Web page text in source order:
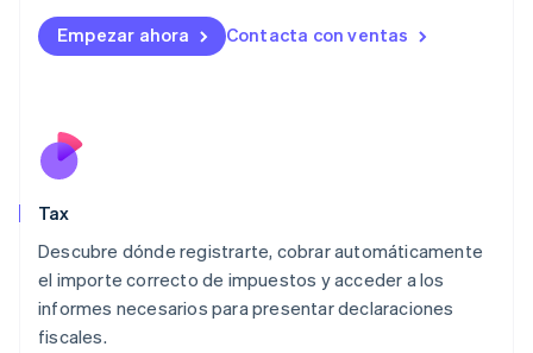
Empezar ahora Contacta con ventas
Tax
Descubre dónde registrarte, cobrar automáticamente
el importe correcto de impuestos y acceder a los
informes necesarios para presentar declaraciones
fiscales.
Liechtenstein
DeutschEnglish
Français
Malasia
English
México
Español
Noruega
English